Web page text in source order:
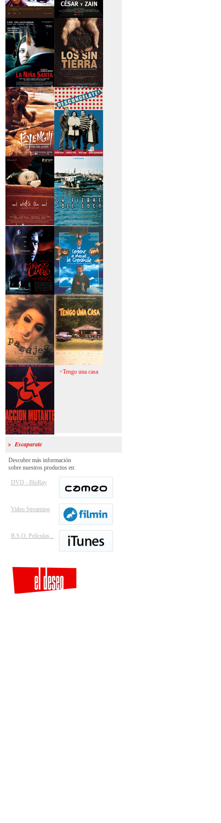
>Caravan >César y Zain
>La niña santa >Los sin tierra
>Eyengui, El Dios
del sueño
>Mi vida sin mi >La fiebre del loco
>El espinazo del
diablo
>A trabajar!
>Pasajes >Tengo una casa
>Acción mutante
> Escaparate
Descubre más información
sobre nuestros productos en:
DVD - BluRay
Video Streaming
B.S.O. Películas...